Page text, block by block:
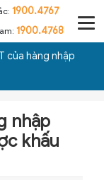
1900.4767
1900.4768
của hàng nhập
nhập
khấu